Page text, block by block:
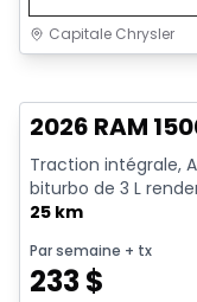
Capitale Chrysler
2026 RAM
Traction intégrale,
biturbo de 3 L
25 km
Par semaine + tx
233$